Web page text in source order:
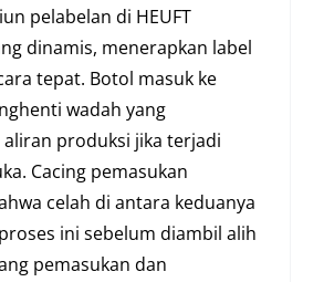
pelabelan di HEUFT
dinamis, menerapkan label
tepat. Botol masuk ke
wadah yang
produksi jika terjadi
Cacing pemasukan
celah di antara keduanya
ini sebelum diambil alih
pemasukan dan